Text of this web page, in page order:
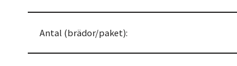
Antal (brädor/paket):